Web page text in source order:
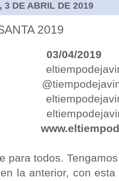
3 DE ABRIL DE 2019
2019
03/04/2019
para todos.
la anterior, con